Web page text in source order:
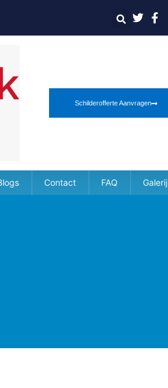
Schilderofferte Aanvragen
Contact FAQ Galerij